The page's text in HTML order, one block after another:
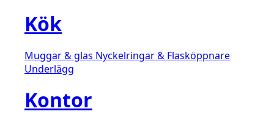
Kök
Muggar & glas Nyckelringar & Flasköppnare
Underlägg
Kontor